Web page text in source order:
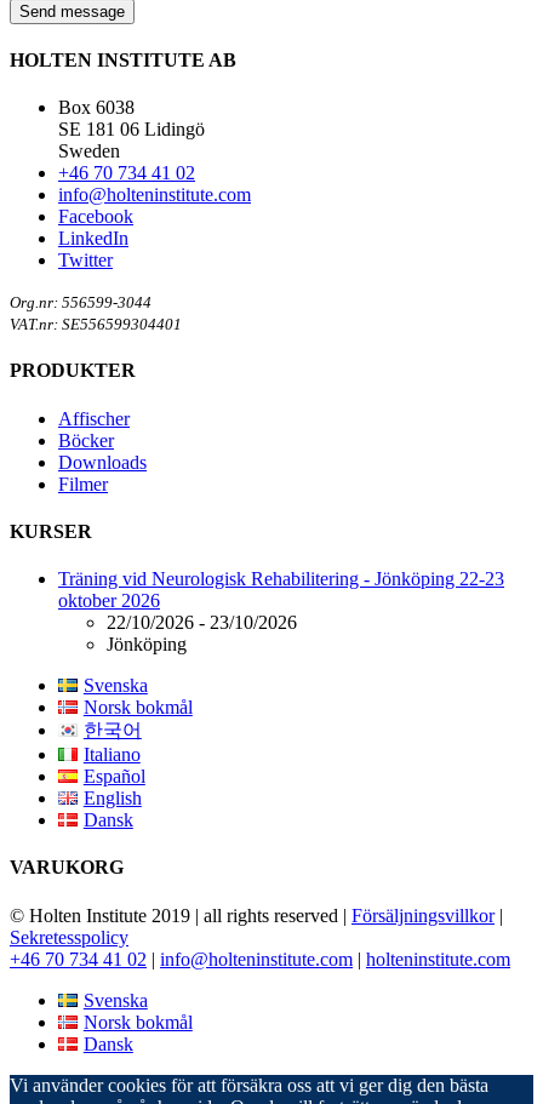
Send message
HOLTEN INSTITUTE AB
Box 6038
SE 181 06 Lidingö
Sweden
+46 70 734 41 02
info@holteninstitute.com
Facebook
LinkedIn
Twitter
Org.nr: 556599-3044
VAT.nr: SE556599304401
PRODUKTER
Affischer
Böcker
Downloads
Filmer
KURSER
Träning vid Neurologisk Rehabilitering - Jönköping 22-23
oktober 2026
22/10/2026 - 23/10/2026
Jönköping
Svenska
Norsk bokmål
한국어
Italiano
Español
English
Dansk
VARUKORG
© Holten Institute 2019 | all rights reserved | Försäljningsvillkor|
Sekretesspolicy
+46 70 734 41 02 | info@holteninstitute.com | holteninstitute.com
Svenska
Norsk bokmål
Dansk
Vi använder cookies för att försäkra oss att vi ger dig den bästa